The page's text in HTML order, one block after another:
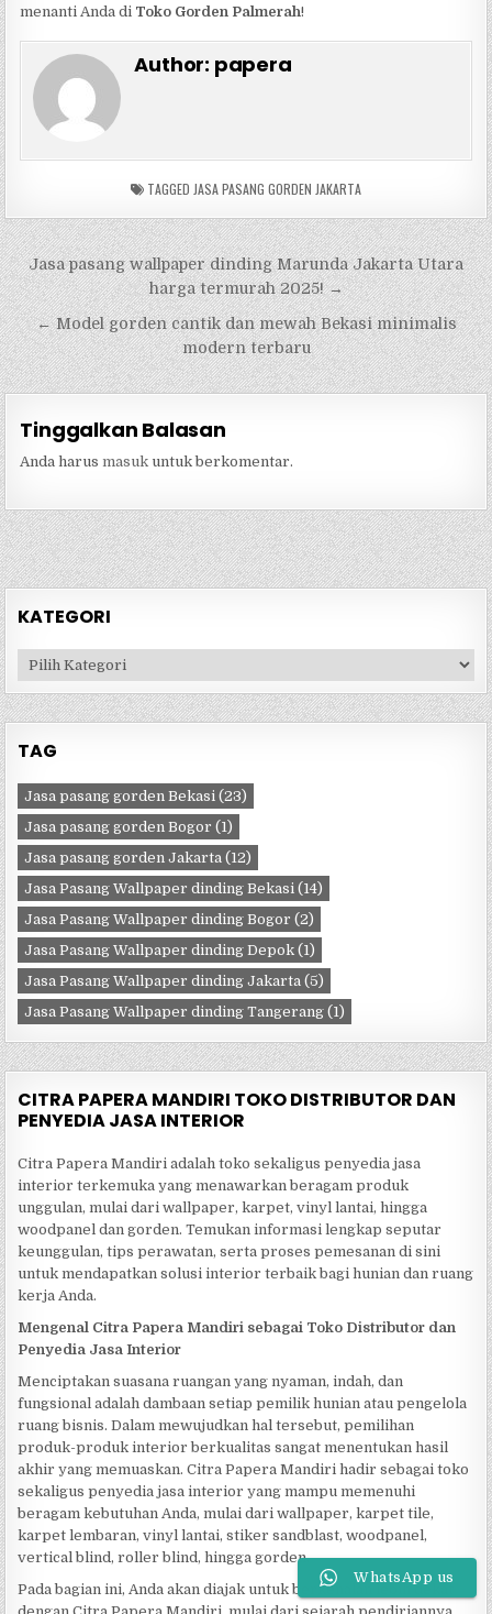
menanti Anda di Toko Gorden Palmerah!
Author: papera
TAGGED JASA PASANG GORDEN JAKARTA
Navigasi
pos
Jasa pasang wallpaper dinding Marunda Jakarta Utara
harga termurah 2025! →
← Model gorden cantik dan mewah Bekasi minimalis
modern terbaru
Tinggalkan Balasan
Anda harusmasuk untuk berkomentar.
KATEGORI
Kategori
TAG
Jasa pasang gorden Bekasi (23)
Jasa pasang gorden Bogor (1)
Jasa pasang gorden Jakarta (12)
Jasa Pasang Wallpaper dinding Bekasi (14)
Jasa Pasang Wallpaper dinding Bogor (2)
Jasa Pasang Wallpaper dinding Depok (1)
Jasa Pasang Wallpaper dinding Jakarta (5)
Jasa Pasang Wallpaper dinding Tangerang (1)
CITRA PAPERA MANDIRI TOKO DISTRIBUTOR DAN
PENYEDIA JASA INTERIOR
Citra Papera Mandiri adalah toko sekaligus penyedia jasa
interior terkemuka yang menawarkan beragam produk
unggulan, mulai dari wallpaper, karpet, vinyl lantai, hingga
woodpanel dan gorden. Temukan informasi lengkap seputar
keunggulan, tips perawatan, serta proses pemesanan di sini
untuk mendapatkan solusi interior terbaik bagi hunian dan ruang
kerja Anda.
Mengenal Citra Papera Mandiri sebagai Toko Distributor dan
Penyedia Jasa Interior
Menciptakan suasana ruangan yang nyaman, indah, dan
fungsional adalah dambaan setiap pemilik hunian atau pengelola
ruang bisnis. Dalam mewujudkan hal tersebut, pemilihan
produk-produk interior berkualitas sangat menentukan hasil
akhir yang memuaskan. Citra Papera Mandiri hadir sebagai toko
sekaligus penyedia jasa interior yang mampu memenuhi
beragam kebutuhan Anda, mulai dari wallpaper, karpet tile,
karpet lembaran, vinyl lantai, stiker sandblast, woodpanel,
vertical blind, roller blind, hingga gorden.
Pada bagian ini, Anda akan diajak untuk berkenalan lebih dekat
WhatsApp us